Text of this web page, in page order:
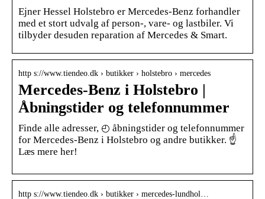
Ejner Hessel Holstebro er Mercedes-Benz forhandler
med et stort udvalg af person-, vare- og lastbiler. Vi
tilbyder desuden reparation af Mercedes & Smart.
http s://www.tiendeo.dk › butikker › holstebro › mercedes
Mercedes-Benz i Holstebro |
Åbningstider og telefonnummer
Finde alle adresser, ◴ åbningstider og telefonnummer
for Mercedes-Benz i Holstebro og andre butikker. ☝
Læs mere her!
http s://www.tiendeo.dk › butikker › mercedes-lundhol…